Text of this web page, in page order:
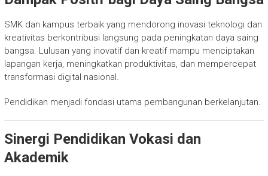
SMK dan kampus terbaik yang mendorong inovasi teknologi dan
kreativitas berkontribusi langsung pada peningkatan daya saing
bangsa. Lulusan yang inovatif dan kreatif mampu menciptakan
lapangan kerja, meningkatkan produktivitas, dan mempercepat
transformasi digital nasional.
Pendidikan menjadi fondasi utama pembangunan berkelanjutan.
Sinergi Pendidikan Vokasi dan
Akademik